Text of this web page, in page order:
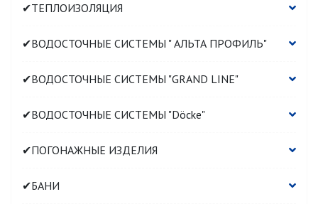
✔ТЕПЛОИЗОЛЯЦИЯ
✔ВОДОСТОЧНЫЕ СИСТЕМЫ " АЛЬТА ПРОФИЛЬ"
✔ВОДОСТОЧНЫЕ СИСТЕМЫ "GRAND LINE"
✔ВОДОСТОЧНЫЕ СИСТЕМЫ "Döcke"
✔ПОГОНАЖНЫЕ ИЗДЕЛИЯ
✔БАНИ